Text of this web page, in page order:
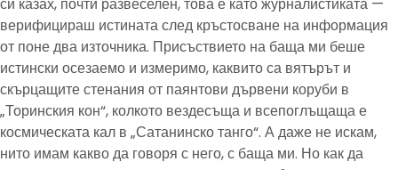
си казах, почти развеселен, това е като журналистиката —
верифицираш истината след кръстосване на информация
от поне два източника. Присъствието на баща ми беше
истински осезаемо и измеримо, каквито са вятърът и
скърцащите стенания от паянтови дървени коруби в
„Торинския кон“, колкото вездесъща и всепоглъщаща е
космическата кал в „Сатанинско танго“. А даже не искам,
нито имам какво да говоря с него, с баща ми. Но как да